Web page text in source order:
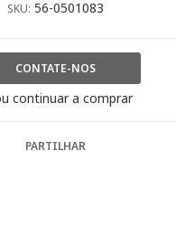
SKU: 56-0501083
CONTATE-NOS
continuar a comprar
PARTILHAR